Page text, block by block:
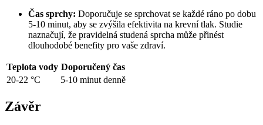
Čas sprchy: Doporučuje se sprchovat se každé ráno po dobu
5-10 minut, aby se zvýšila efektivita na krevní tlak. Studie
naznačují, že pravidelná studená sprcha může přinést
dlouhodobé benefity pro vaše zdraví.
Teplota vody Doporučený čas
20-22 °C
5-10 minut denně
Závěr